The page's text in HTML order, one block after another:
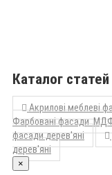
Каталог статей
Акрилові меблеві
Фарбовані фасади МДФ
фасади дерев'яні
дерев'яні
×